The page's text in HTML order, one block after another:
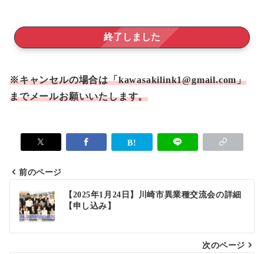
終了しました
※キャンセルの場合は「kawasakilink1@gmail.com」
までメールお願いいたします。
投
稿
前のページ
【2025年1月24日】川崎市異業種交流会の詳細
【申し込み】
次のページ